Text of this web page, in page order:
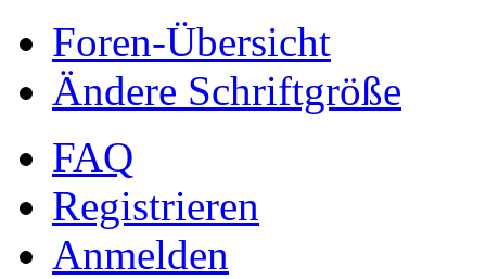
Foren-Übersicht
Ändere Schriftgröße
FAQ
Registrieren
Anmelden